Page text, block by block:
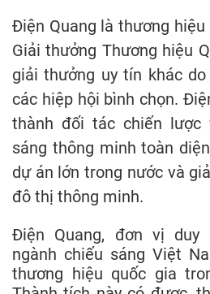
Điện Quang là thương
Giải thưởng Thương hiệu
giải thưởng uy tín khác
các hiệp hội bình chọn.
thành đối tác chiến lược
sáng thông minh toàn
dự án lớn trong nước và
đô thị thông minh.
Điện Quang, đơn vị
ngành chiếu sáng Việt
thương hiệu quốc gia